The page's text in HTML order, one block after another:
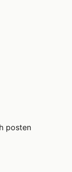
posten